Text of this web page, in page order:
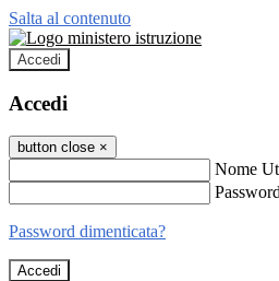
Salta al contenuto
Accedi
Accedi
button close ×
Nome
Password dimenticata?